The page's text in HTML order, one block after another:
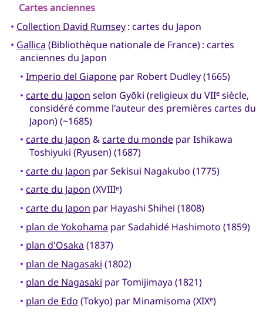
Cartes anciennes
• Collection David Rumsey: cartes du Japon
• Gallica (Bibliothèque nationale de France) : cartes
anciennes du Japon
• Imperio del Giaponepar Robert Dudley (1665)
• carte du Japon selon Gyōki (religieux du VIIesiècle,
considéré comme l'auteur des premières cartes du
Japon) (~1685)
• carte du Japon &carte du mondepar Ishikawa
Toshiyuki (Ryusen) (1687)
• carte du Japon par Sekisui Nagakubo (1775)
• carte du Japon (XVIIIe)
• carte du Japon par Hayashi Shihei (1808)
• plan de Yokohama par Sadahidé Hashimoto (1859)
• plan d'Osaka (1837)
• plan de Nagasaki (1802)
• plan de Nagasaki par Tomijimaya (1821)
• plan de Edo (Tokyo) par Minamisoma (XIXe)